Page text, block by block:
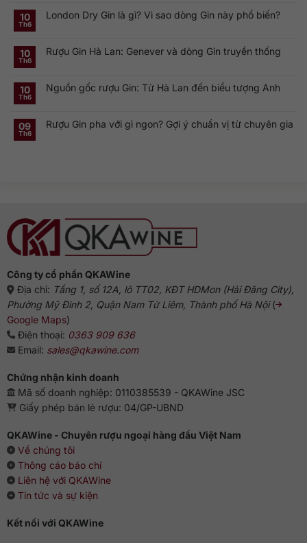
Smirnoff
Vodka:
Nga
nổi
bình
luận
và
Vermouth:
hồn
của
10
Th6
London Dry Gin là gì? Vì sao dòng Gin này phổ biến?
luận
ở
là
Gin
10
Th6
Rượu Gin Hà Lan: Genever và dòng Gin truyền thống
luận
ở
Lan:
Genever
10
Th6
Nguồn gốc rượu Gin: Từ Hà Lan đến biểu tượng Anh
luận
ở
09
Th6
Rượu Gin pha với gì ngon? Gợi ý chuẩn vị từ chuyên gia
Gợi
ý
chuẩn
vị
từ
chuyên
Công ty cổ phần QKAWine
Địa chỉ: Tầng 1, số 12A, lô TT02, KĐT HDMon (Hải Đăng City),
Phường Mỹ Đình 2, Quận Nam Từ Liêm, Thành phố Hà Nội(
Google Maps)
Điện thoại: 0363 909 636
Email: sales@qkawine.com
Chứng nhận kinh doanh
Mã số doanh nghiệp: 0110385539 - QKAWine JSC
Giấy phép bán lẻ rượu: 04/GP-UBND
QKAWine - Chuyên rượu ngoại hàng đầu Việt Nam
Về chúng tôi
Thông cáo báo chí
Liên hệ với QKAWine
Tin tức và sự kiện
Kết nối với QKAWine